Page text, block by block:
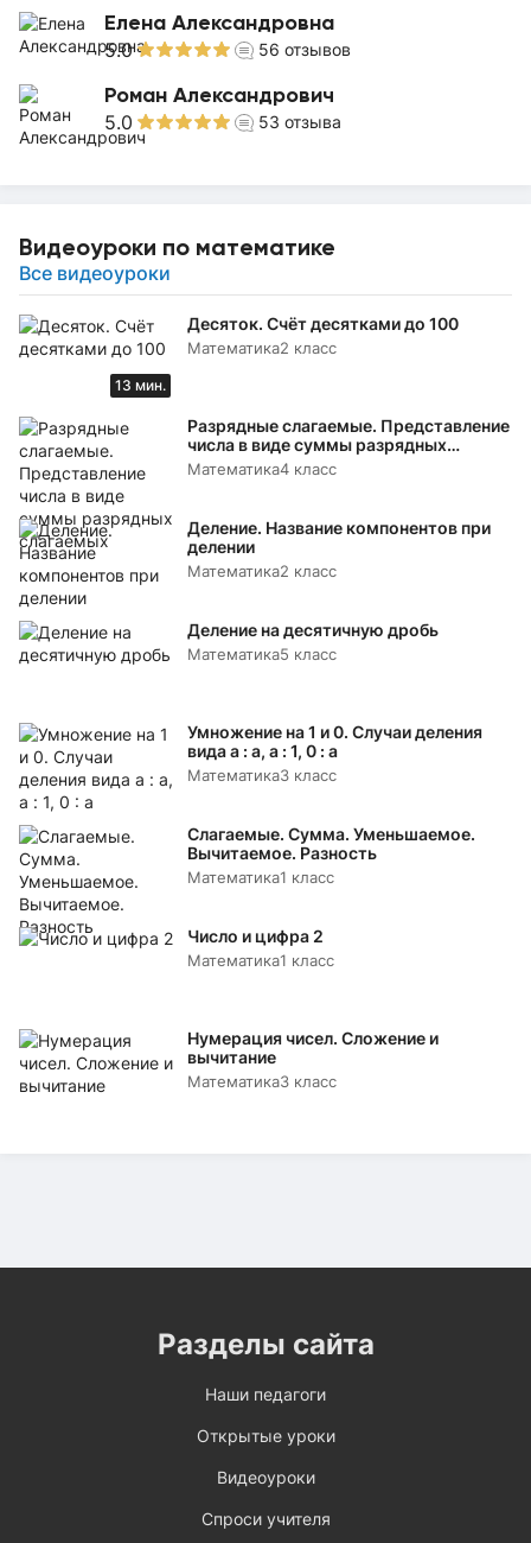
Елена Александровна
5.0 56 отзывов
Роман Александрович
5.0 53 отзыва
Видеоуроки по математике
Все видеоуроки
13 мин.
Десяток. Счёт десятками до 100
Математика2 класс
Разрядные слагаемые. Представление
числа в виде суммы разрядных
слагаемых
Математика4 класс
Деление. Название компонентов при
делении
Математика2 класс
Деление на десятичную дробь
Математика5 класс
Умножение на 1 и 0. Случаи деления
вида а : а, а : 1, 0 : а
Математика3 класс
Слагаемые. Сумма. Уменьшаемое.
Вычитаемое. Разность
Математика1 класс
Число и цифра 2
Математика1 класс
Нумерация чисел. Сложение и
вычитание
Математика3 класс
Разделы сайта
Наши педагоги
Открытые уроки
Видеоуроки
Спроси учителя